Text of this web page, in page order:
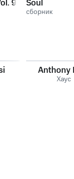
9
Soul
сборник
Anthony
Хаус